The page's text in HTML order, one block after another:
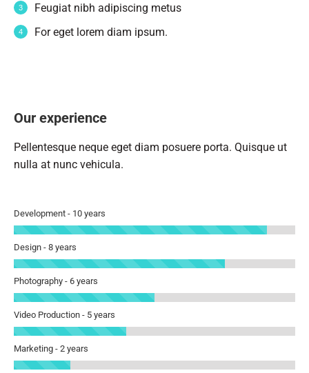
Feugiat nibh adipiscing metus
For eget lorem diam ipsum.
Our experience
Pellentesque neque eget diam posuere porta. Quisque ut
nulla at nunc vehicula.
Development - 10 years
Design - 8 years
Photography - 6 years
Video Production - 5 years
Marketing - 2 years